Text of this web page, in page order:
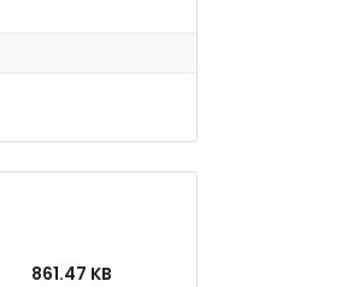
861.47 KB